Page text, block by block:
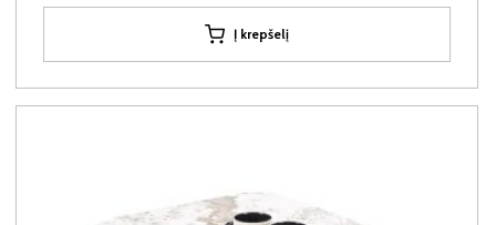
Į krepšelį